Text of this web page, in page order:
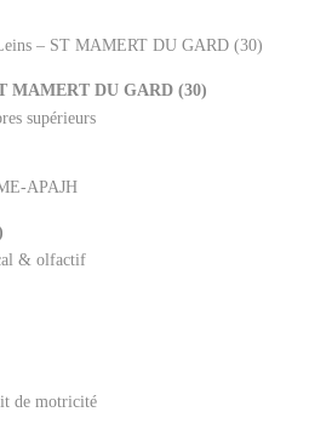
MAMERT DU GARD (30)
supérieurs
& olfactif
de motricité